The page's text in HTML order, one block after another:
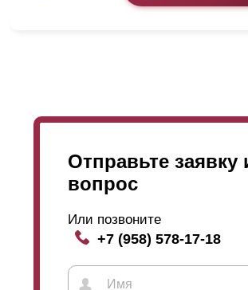
Отправьте заявку
вопрос
Или позвоните
+7 (958) 578-17-18